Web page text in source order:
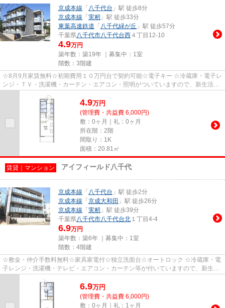
京成本線 「 八千代台 」駅 徒歩8分
京成本線 「 実籾 」駅 徒歩33分
東葉高速鉄道 「 八千代緑が丘 」駅 徒歩57分
千葉県八千代市八千代台西 ４丁目12-10
4.9万円
築年数：築19年 ｜募集中： 1室
階数：3階建
☆8月9月家賃無料☆初期費用１０万円台で契約可能☆電子キー ☆冷蔵庫・電子レ
ンジ・ＴＶ・洗濯機・カーテン・エアコン・照明がついていますので、新生活が
4.9万円
(管理費・共益費 6,000円)
敷：0ヶ月｜礼：0ヶ月
所在階：2階
間取り：1K
面積：20.81㎡
賃貸｜マンション アイフィールド八千代
京成本線 「 八千代台 」駅 徒歩2分
京成本線 「 京成大和田 」駅 徒歩26分
京成本線 「 実籾 」駅 徒歩39分
千葉県八千代市八千代台北 １丁目4-4
6.9万円
築年数：築6年 ｜募集中： 1室
階数：4階建
☆敷金・仲介手数料無料☆家具家電付☆独立洗面台☆オートロック ☆冷蔵庫・電
子レンジ・洗濯機・テレビ・エアコン・カーテン等が付いていますので、新生活
6.9万円
(管理費・共益費 6,000円)
敷：0ヶ月｜礼：1ヶ月